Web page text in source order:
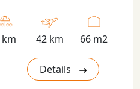
km 42 km 66 m2
Details